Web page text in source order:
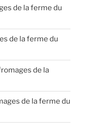
de la ferme du
de la ferme du
de la
de la ferme du